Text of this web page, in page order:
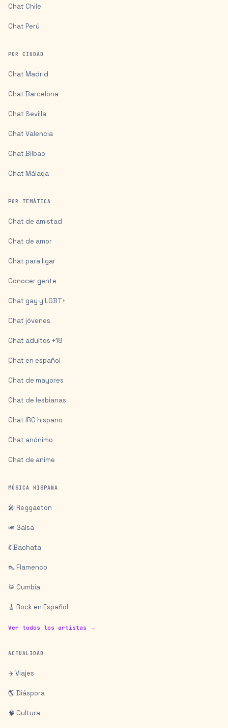
Chat Chile
Chat Perú
POR CIUDAD
Chat Madrid
Chat Barcelona
Chat Sevilla
Chat Valencia
Chat Bilbao
Chat Málaga
POR TEMÁTICA
Chat de amistad
Chat de amor
Chat para ligar
Conocer gente
Chat gay y LGBT+
Chat jóvenes
Chat adultos +18
Chat en español
Chat de mayores
Chat de lesbianas
Chat IRC hispano
Chat anónimo
Chat de anime
MÚSICA HISPANA
🎤 Reggaeton
🎺 Salsa
💃 Bachata
👠 Flamenco
🥁 Cumbia
🎸 Rock en Español
Ver todos los artistas →
ACTUALIDAD
✈️ Viajes
🌎 Diáspora
🧠 Cultura